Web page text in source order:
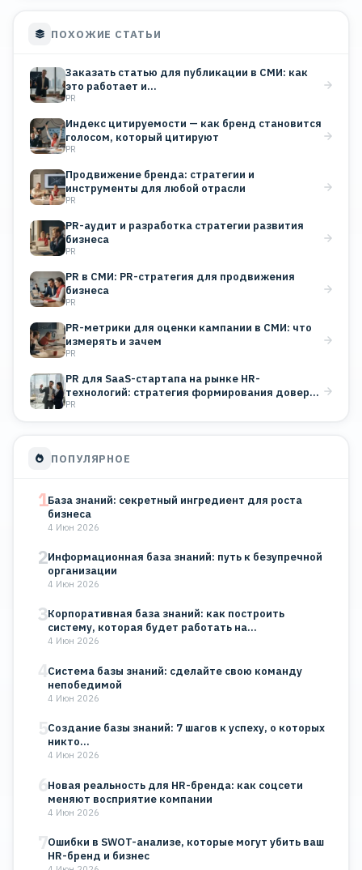
ПОХОЖИЕ СТАТЬИ
Заказать статью для публикации в СМИ: как
это работает и…
PR
Индекс цитируемости — как бренд становится
голосом, который цитируют
PR
Продвижение бренда: стратегии и
инструменты для любой отрасли
PR
PR-аудит и разработка стратегии развития
бизнеса
PR
PR в СМИ: PR-стратегия для продвижения
бизнеса
PR
PR-метрики для оценки кампании в СМИ: что
измерять и зачем
PR
PR для SaaS-стартапа на рынке HR-
технологий: стратегия формирования доверия
B2B-клиентов
PR
ПОПУЛЯРНОЕ
1База знаний: секретный ингредиент для роста
бизнеса
4 Июн 2026
2Информационная база знаний: путь к безупречной
организации
4 Июн 2026
3Корпоративная база знаний: как построить
систему, которая будет работать на…
4 Июн 2026
4Система базы знаний: сделайте свою команду
непобедимой
4 Июн 2026
5Создание базы знаний: 7 шагов к успеху, о которых
никто…
4 Июн 2026
6Новая реальность для HR-бренда: как соцсети
меняют восприятие компании
4 Июн 2026
7Ошибки в SWOT-анализе, которые могут убить ваш
HR-бренд и бизнес